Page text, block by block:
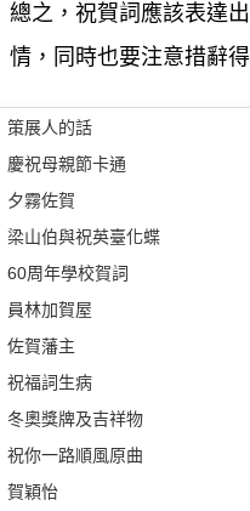
總之，祝賀詞應該表達
情，同時也要注意措辭
策展人的話
慶祝母親節卡通
夕霧佐賀
梁山伯與祝英臺化蝶
60周年學校賀詞
員林加賀屋
佐賀藩主
祝福詞生病
冬奧獎牌及吉祥物
祝你一路順風原曲
賀穎怡